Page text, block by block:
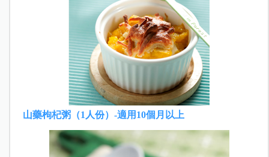
山藥枸杞粥（1人份）-適用10個月以上